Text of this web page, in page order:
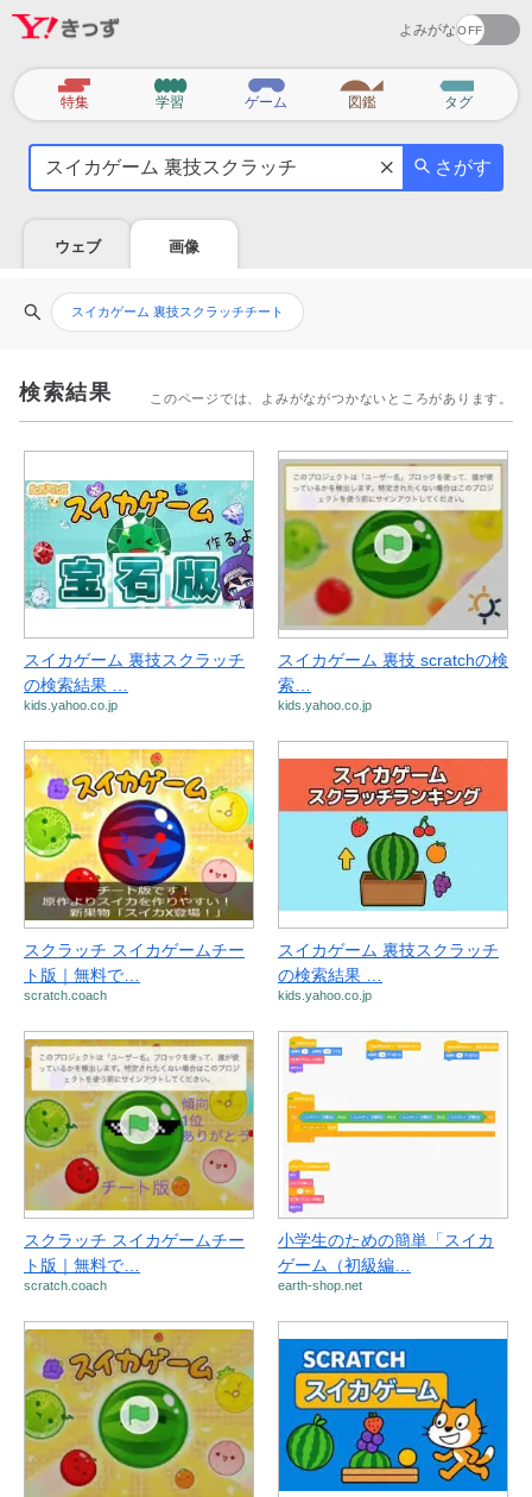
よみがな
カ
テ
特集 学習 ゲーム 図鑑 タグ
気
を
よ
う
さがす
ウェブ 画像
関
索
ワ
ー
ド
スイカゲーム 裏技スクラッチチート
検索結果 このページでは、よみがながつかないところがあります。
スイカゲーム 裏技スクラッチ
の検索結果 …
kids.yahoo.co.jp
スイカゲーム 裏技 scratchの検
索…
kids.yahoo.co.jp
スクラッチ スイカゲームチー
ト版｜無料で…
scratch.coach
スイカゲーム 裏技スクラッチ
の検索結果 …
kids.yahoo.co.jp
スクラッチ スイカゲームチー
ト版｜無料で…
scratch.coach
小学生のための簡単「スイカ
ゲーム（初級編…
earth-shop.net